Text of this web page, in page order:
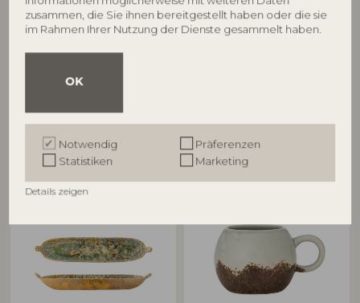
zusammen, die Sie ihnen bereitgestellt haben oder die sie
im Rahmen Ihrer Nutzung der Dienste gesammelt haben.
OK
Notwendig
Präferenzen
Statistiken
Marketing
Details zeigen
D30,5xH3 cm
UVP
L17xH1,5xW15,5 cm
UVP
Andere Kunden kauften auch